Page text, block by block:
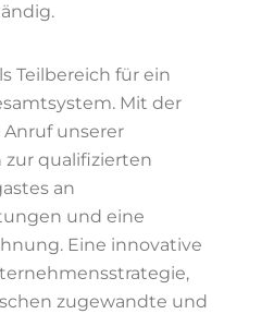
Teilbereich für ein
Mit der
unserer
zur qualifizierten
an
und eine
Eine innovative
zugewandte und